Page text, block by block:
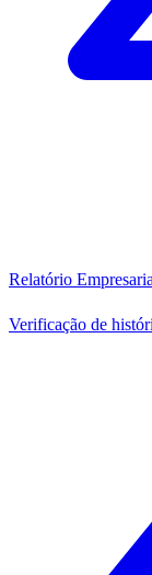
Relatório
Verificação de